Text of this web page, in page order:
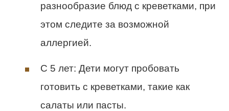
разнообразие блюд с креветками, при
этом следите за возможной
аллергией.
С 5 лет: Дети могут пробовать
готовить с креветками, такие как
салаты или пасты.